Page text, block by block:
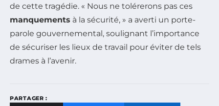
de cette tragédie. « Nous ne tolérerons pas ces
manquements à la sécurité, » a averti un porte-
parole gouvernemental, soulignant l’importance
de sécuriser les lieux de travail pour éviter de tels
drames à l’avenir.
PARTAGER :